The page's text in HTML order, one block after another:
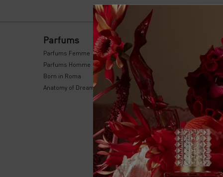
Navigation du pied de page
Parfums
Parfums Femme
Parfums Homme
Born in Roma
Anatomy of Dreams
Maquillage
Maquillage Yeux
Maquillage Lèvres